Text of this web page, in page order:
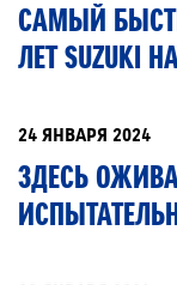
САМЫЙ
ЛЕТ SUZUKI
24 ЯНВАРЯ 2024
ЗДЕСЬ